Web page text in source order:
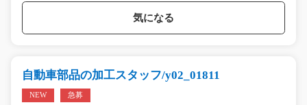
気になる
自動車部品の加工スタッフ/y02_01811
NEW 急募